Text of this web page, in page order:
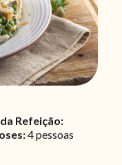
Refeição:
4 pessoas